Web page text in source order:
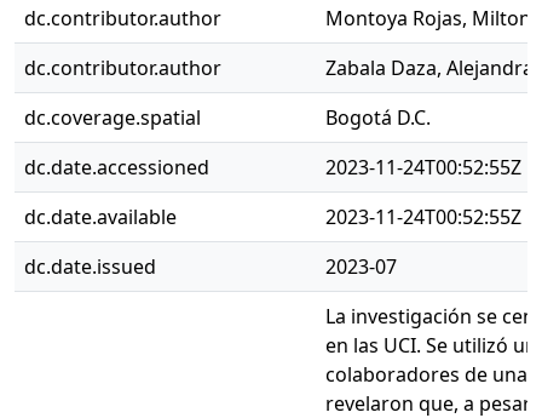
dc.contributor.author
Montoya Rojas, Milton
dc.contributor.author
Zabala Daza, Alejandra
dc.coverage.spatial
Bogotá D.C.
dc.date.accessioned
2023-11-24T00:52:55Z
dc.date.available
2023-11-24T00:52:55Z
dc.date.issued
2023-07
La investigación se
en las UCI. Se utilizó
colaboradores de una
revelaron que, a pesar